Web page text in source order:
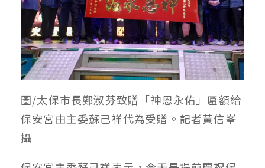
圖/太保市長鄭淑芬致贈「神恩永佑」匾額給
保安宮由主委蘇己祥代為受贈。記者黃信峯
攝